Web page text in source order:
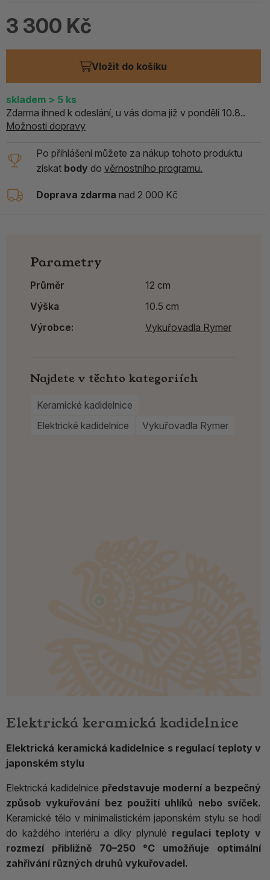
3 300 Kč
Vložit do košíku
skladem > 5 ks
Zdarma ihned k odeslání, u vás doma již v pondělí 10.8..
Možnosti dopravy
Po přihlášení můžete za nákup tohoto produktu
získat body do věrnostního programu.
Doprava zdarma nad 2 000 Kč
Elektrická keramická kadidelnice
Elektrická keramická kadidelnice s regulací teploty v
japonském stylu
Elektrická kadidelnice představuje moderní a bezpečný
způsob vykuřování bez použití uhlíků nebo svíček.
Keramické tělo v minimalistickém japonském stylu se hodí
do každého interiéru a díky plynulé regulaci teploty v
rozmezí přibližně 70–250 °C umožňuje optimální
zahřívání různých druhů vykuřovadel.
Parametry
Průměr
12 cm
Výška
10.5 cm
Výrobce:
Vykuřovadla Rymer
Najdete v těchto kategoriích
Keramické kadidelnice
Elektrické kadidelnice
Vykuřovadla Rymer